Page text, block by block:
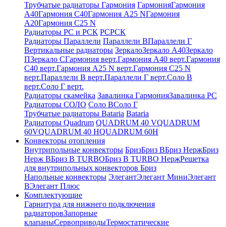
Трубчатые радиаторы Гармония ГармонияГармония
А40Гармония С40Гармония А25 NГармония
А20Гармония С25 N
Радиаторы РС и РСК РСРСК
Радиаторы Параллели Параллели ВПараллели Г
Вертикальные радиаторы ЗеркалоЗеркало А40Зеркало
ПЗеркало СГармония верт.Гармония А40 верт.Гармония
С40 верт.Гармония А25 N верт.Гармония С25 N
верт.Параллели В верт.Параллели Г верт.Соло В
верт.Соло Г верт.
Радиаторы скамейка Завалинка ГармонияЗавалинка РС
Радиаторы СОЛО Соло ВСоло Г
Трубчатые радиаторы Bataria Bataria
Радиаторы Quadrum QUADRUM 40 VQUADRUM
60VQUADRUM 40 HQUADRUM 60H
Конвекторы отопления
Внутрипольные конвекторы БризБриз ВБриз НержБриз
Нерж ВБриз В TURBOБриз В TURBO НержРешетка
для внутрипольных конвекторов Бриз
Напольные конвекторы ЭлегантЭлегант МиниЭлегант
ВЭлегант Плюс
Комплектующие
Гарнитура для нижнего подключения
радиаторовЗапорные
клапаныСервоприводыТермостатические